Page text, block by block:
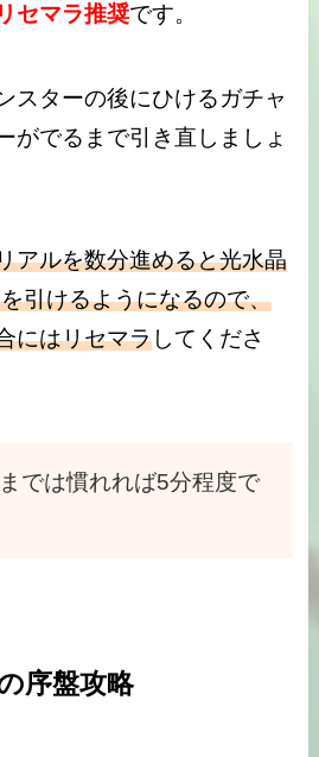
セマラ推奨です。
スターの後にひけるガチャ
がでるまで引き直しましょ
アルを数分進めると光水晶
引けるようになるので、
にはリセマラしてくださ
では慣れれば5分程度で
序盤攻略